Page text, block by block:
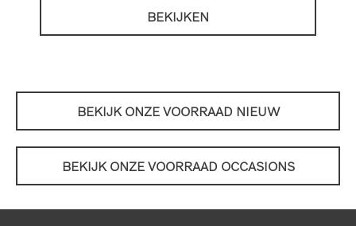
BEKIJKEN
BEKIJK ONZE VOORRAAD NIEUW
BEKIJK ONZE VOORRAAD OCCASIONS